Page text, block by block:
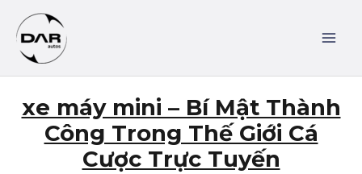
contenido
xe máy mini – Bí Mật Thành
Công Trong Thế Giới Cá
Cược Trực Tuyến
de
entradas